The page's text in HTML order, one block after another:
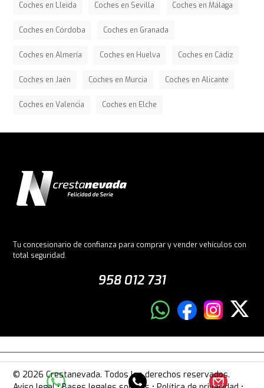
Coches en Lleida Coches en Sevilla Coches en Málaga
Coches en Córdoba Coches en Granada
Coches en Almería Coches en Huelva Coches en Cádiz
Coches en Jaén Coches en Murcia Coches en Alicante
Coches en Valencia Coches en Elche
Tu concesionario de confianza para comprar y vender vehículos con
total seguridad.
958 012 731
© 2026 Crestanevada. Todos los derechos reservados.